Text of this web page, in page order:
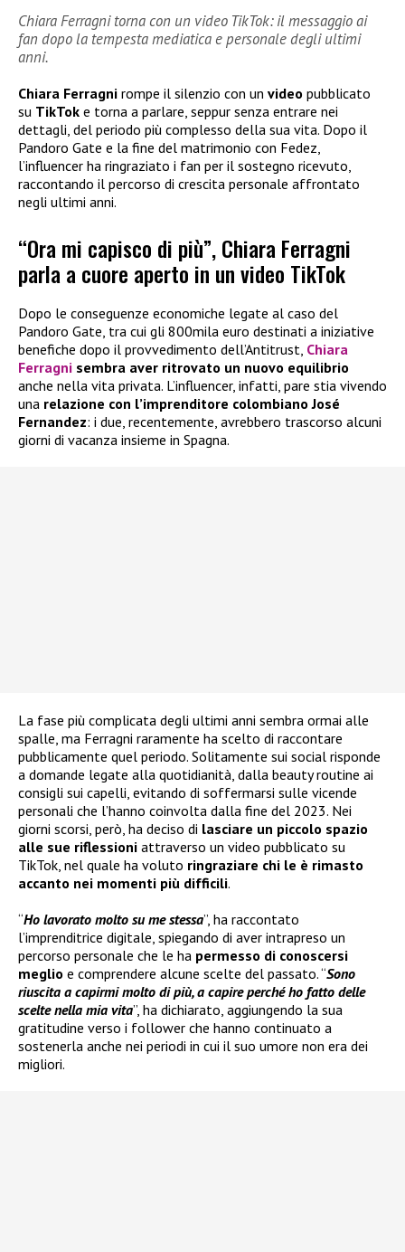
Chiara Ferragni torna con un video TikTok: il messaggio ai
fan dopo la tempesta mediatica e personale degli ultimi
anni.
Chiara Ferragni rompe il silenzio con un video pubblicato
su TikTok e torna a parlare, seppur senza entrare nei
dettagli, del periodo più complesso della sua vita. Dopo il
Pandoro Gate e la fine del matrimonio con Fedez,
l’influencer ha ringraziato i fan per il sostegno ricevuto,
raccontando il percorso di crescita personale affrontato
negli ultimi anni.
“Ora mi capisco di più”, Chiara Ferragni
parla a cuore aperto in un video TikTok
Dopo le conseguenze economiche legate al caso del
Pandoro Gate, tra cui gli 800mila euro destinati a iniziative
benefiche dopo il provvedimento dell’Antitrust, Chiara
Ferragni sembra aver ritrovato un nuovo equilibrio
anche nella vita privata. L’influencer, infatti, pare stia vivendo
una relazione con l’imprenditore colombiano José
Fernandez: i due, recentemente, avrebbero trascorso alcuni
giorni di vacanza insieme in Spagna.
La fase più complicata degli ultimi anni sembra ormai alle
spalle, ma Ferragni raramente ha scelto di raccontare
pubblicamente quel periodo. Solitamente sui social risponde
a domande legate alla quotidianità, dalla beauty routine ai
consigli sui capelli, evitando di soffermarsi sulle vicende
personali che l’hanno coinvolta dalla fine del 2023. Nei
giorni scorsi, però, ha deciso di lasciare un piccolo spazio
alle sue riflessioni attraverso un video pubblicato su
TikTok, nel quale ha voluto ringraziare chi le è rimasto
accanto nei momenti più difficili.
“Ho lavorato molto su me stessa”, ha raccontato
l’imprenditrice digitale, spiegando di aver intrapreso un
percorso personale che le ha permesso di conoscersi
meglio e comprendere alcune scelte del passato. “Sono
riuscita a capirmi molto di più, a capire perché ho fatto delle
scelte nella mia vita”, ha dichiarato, aggiungendo la sua
gratitudine verso i follower che hanno continuato a
sostenerla anche nei periodi in cui il suo umore non era dei
migliori.